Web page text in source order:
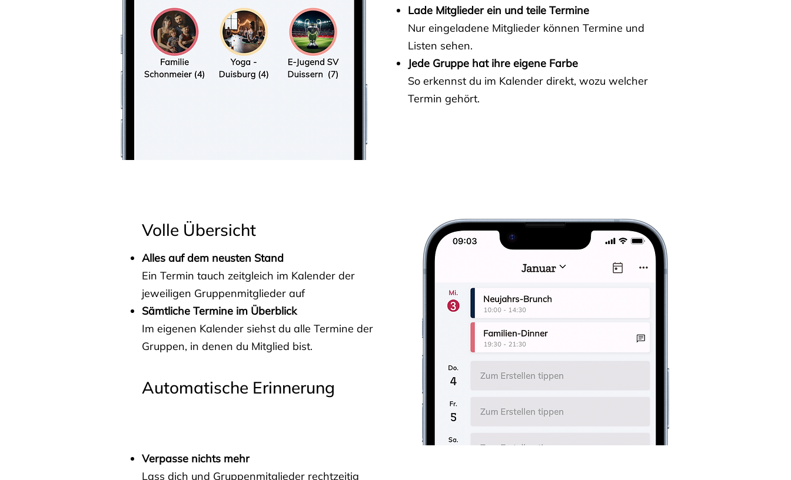
Lade Mitglieder ein und teile Termine
Nur eingeladene Mitglieder können Termine und
Listen sehen.
Jede Gruppe hat ihre eigene Farbe
So erkennst du im Kalender direkt, wozu welcher
Termin gehört.
Volle Übersicht
Alles auf dem neusten Stand
Ein Termin tauch zeitgleich im Kalender der
jeweiligen Gruppenmitglieder auf
Sämtliche Termine im Überblick
Im eigenen Kalender siehst du alle Termine der
Gruppen, in denen du Mitglied bist.
Automatische Erinnerung
Verpasse nichts mehr
Lass dich und Gruppenmitglieder rechtzeitig